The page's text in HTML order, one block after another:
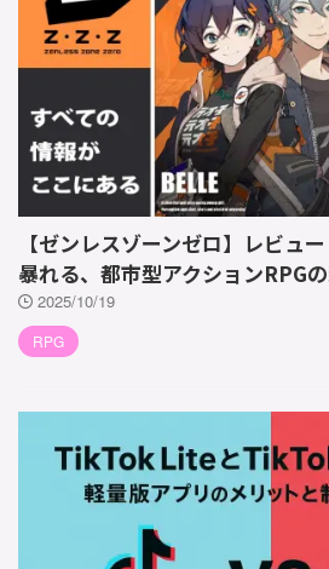
【ゼンレスゾーンゼロ】レビュ
暴れる、都市型アクションRPG
2025/10/19
RPG